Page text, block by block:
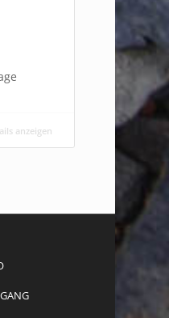
anzeigen